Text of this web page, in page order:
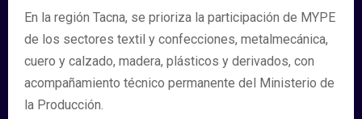
En la región Tacna, se prioriza la participación de MYPE
de los sectores textil y confecciones, metalmecánica,
cuero y calzado, madera, plásticos y derivados, con
acompañamiento técnico permanente del Ministerio de
la Producción.